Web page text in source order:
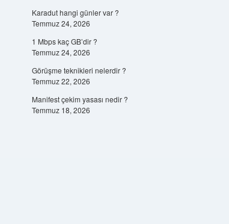
Karadut hangi günler var ?
Temmuz 24, 2026
1 Mbps kaç GB’dir ?
Temmuz 24, 2026
Görüşme teknikleri nelerdir ?
Temmuz 22, 2026
Manifest çekim yasası nedir ?
Temmuz 18, 2026